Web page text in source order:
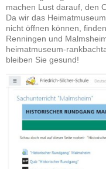
machen Lust darauf, den
Da wir das
nicht öffnen können,
Renningen und
heimatmuseum-
bleiben Sie gesund!